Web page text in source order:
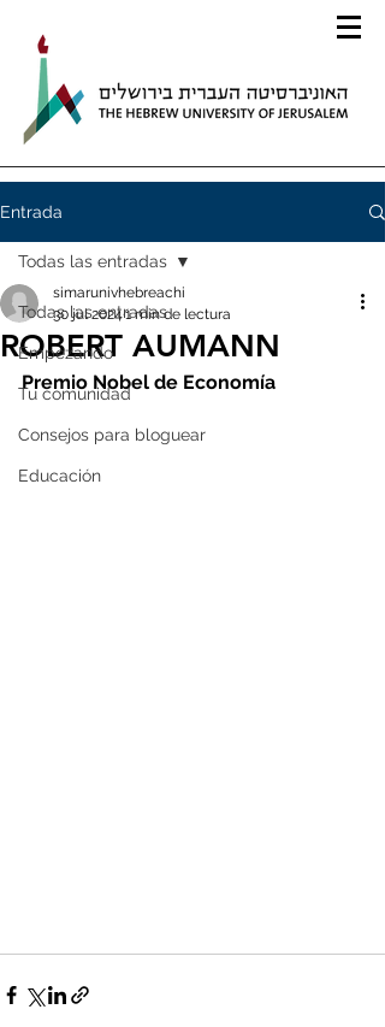
Entrada
Todas las entradas
Empezando
Tu comunidad
Consejos para bloguear
Educación
Todas las entradas
ROBERT AUMANN
simarunivhebreachi
30 jul 20241 min de lectura
Premio Nobel de Economía